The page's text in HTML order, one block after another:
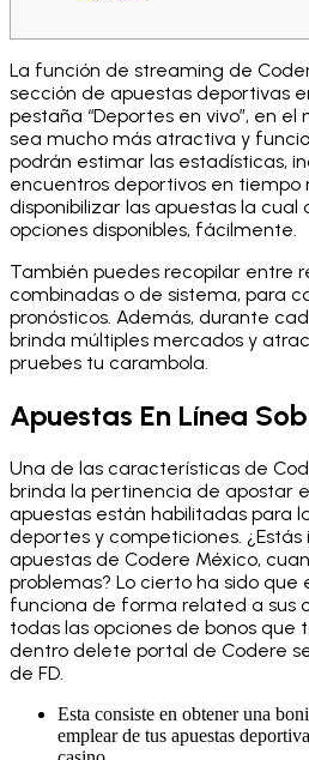
La función de streaming de
sección de apuestas deportivas
pestaña “Deportes en vivo”, en el
sea mucho más atractiva y
podrán estimar las estadísticas,
encuentros deportivos en tiempo
disponibilizar las apuestas la cual
opciones disponibles, fácilmente.
También puedes recopilar entre
combinadas o de sistema, para
pronósticos. Además, durante
brinda múltiples mercados y
pruebes tu carambola.
Apuestas En Línea
Una de las características de
brinda la pertinencia de apostar
apuestas están habilitadas para
deportes y competiciones.
apuestas de Codere México,
problemas? Lo cierto ha sido
funciona de forma related a sus
todas las opciones de bonos
dentro delete portal de Codere
de FD.
Esta consiste en obtener una
emplear de tus apuestas